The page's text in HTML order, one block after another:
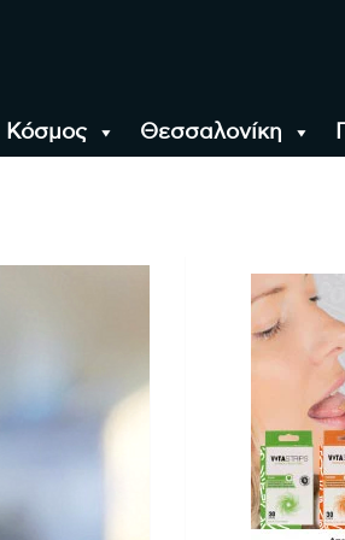
Κόσμος Θεσσαλονίκη